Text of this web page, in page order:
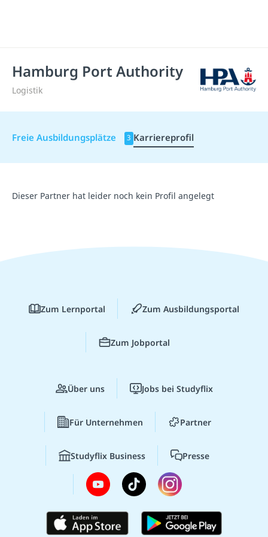
Hamburg Port Authority
Logistik
Freie Ausbildungsplätze 3 Karriereprofil
Dieser Partner hat leider noch kein Profil angelegt
Zum Lernportal Zum Ausbildungsportal
Zum Jobportal
Über uns Jobs bei Studyflix
Für Unternehmen Partner
Studyflix Business Presse